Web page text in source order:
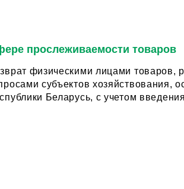
прослеживаемости товаров
физическими лицами товаров,
субъектов хозяйствования,
Беларусь, c учетом